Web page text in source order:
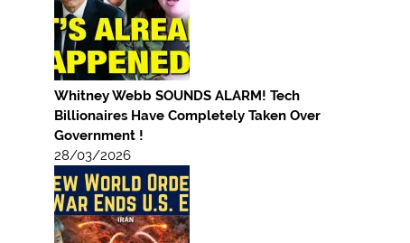
Whitney Webb SOUNDS ALARM! Tech
Billionaires Have Completely Taken Over
Government !
28/03/2026